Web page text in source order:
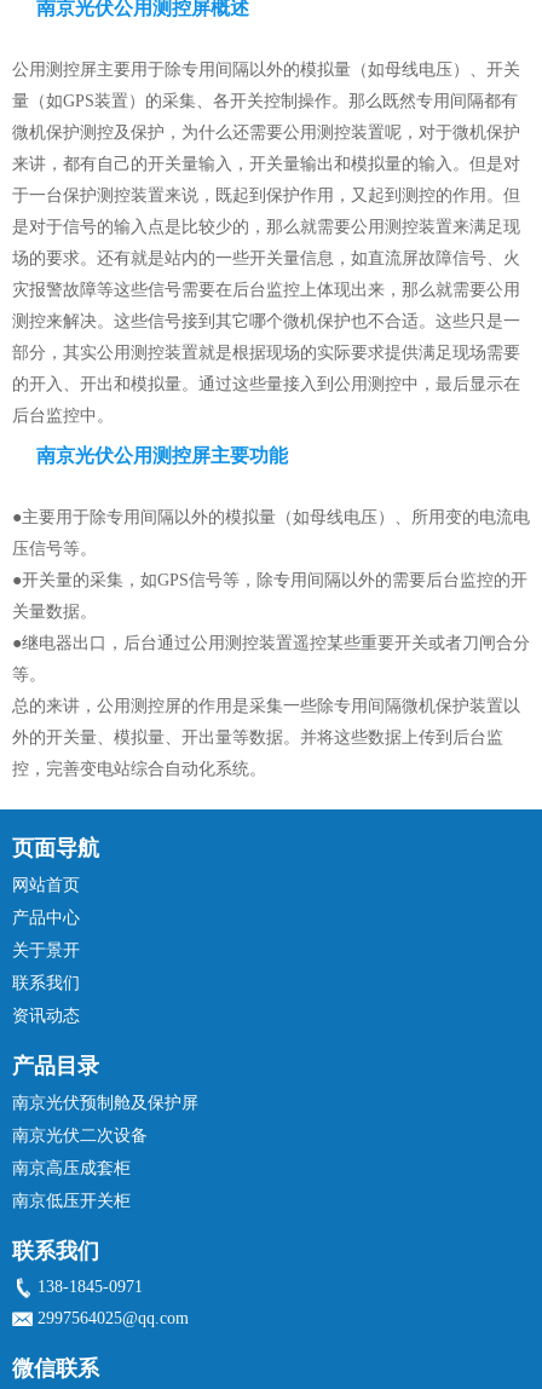
南京光伏公用测控屏概述
公用测控屏主要用于除专用间隔以外的模拟量（如母线电压）、开关
量（如GPS装置）的采集、各开关控制操作。那么既然专用间隔都有
微机保护测控及保护，为什么还需要公用测控装置呢，对于微机保护
来讲，都有自己的开关量输入，开关量输出和模拟量的输入。但是对
于一台保护测控装置来说，既起到保护作用，又起到测控的作用。但
是对于信号的输入点是比较少的，那么就需要公用测控装置来满足现
场的要求。还有就是站内的一些开关量信息，如直流屏故障信号、火
灾报警故障等这些信号需要在后台监控上体现出来，那么就需要公用
测控来解决。这些信号接到其它哪个微机保护也不合适。这些只是一
部分，其实公用测控装置就是根据现场的实际要求提供满足现场需要
的开入、开出和模拟量。通过这些量接入到公用测控中，最后显示在
后台监控中。
南京光伏公用测控屏主要功能
●主要用于除专用间隔以外的模拟量（如母线电压）、所用变的电流电
压信号等。
●开关量的采集，如GPS信号等，除专用间隔以外的需要后台监控的开
关量数据。
●继电器出口，后台通过公用测控装置遥控某些重要开关或者刀闸合分
等。
总的来讲，公用测控屏的作用是采集一些除专用间隔微机保护装置以
外的开关量、模拟量、开出量等数据。并将这些数据上传到后台监
控，完善变电站综合自动化系统。
页面导航
网站首页
产品中心
关于景开
联系我们
资讯动态
产品目录
南京光伏预制舱及保护屏
南京光伏二次设备
南京高压成套柜
南京低压开关柜
联系我们
138-1845-0971
2997564025@qq.com
微信联系